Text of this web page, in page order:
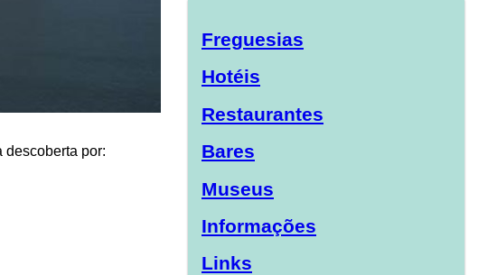
descoberta por:
Freguesias
Hotéis
Restaurantes
Bares
Museus
Informações
Links